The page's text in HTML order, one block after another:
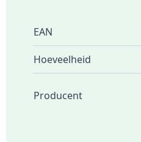
EAN
Hoeveelheid
Producent